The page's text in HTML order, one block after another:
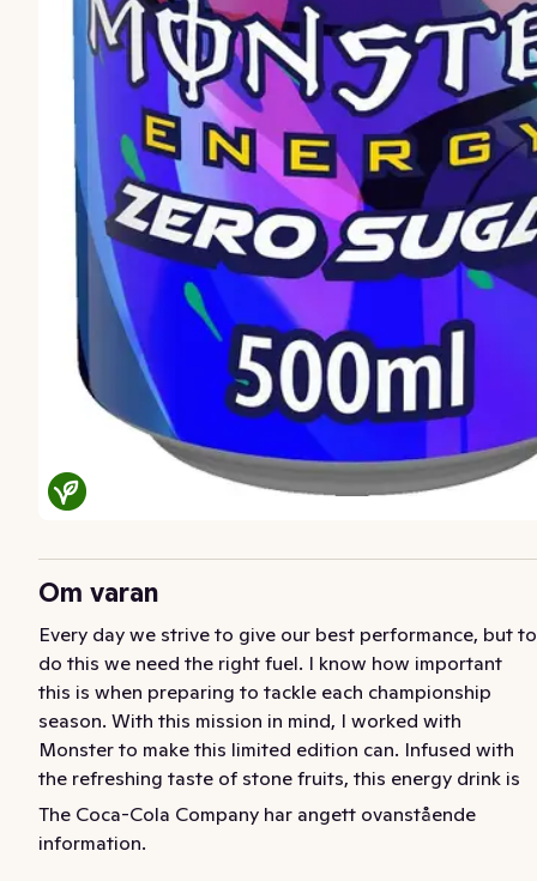
Om varan
Every day we strive to give our best performance, but to
do this we need the right fuel. I know how important
this is when preparing to tackle each championship
season. With this mission in mind, I worked with
Monster to make this limited edition can. Infused with
the refreshing taste of stone fruits, this energy drink is
packed with all the vegan ingredients needed to turbo
charge your drive. Wrapped in a bespoke design I co-
The Coca-Cola Company har angett ovanstående
information.